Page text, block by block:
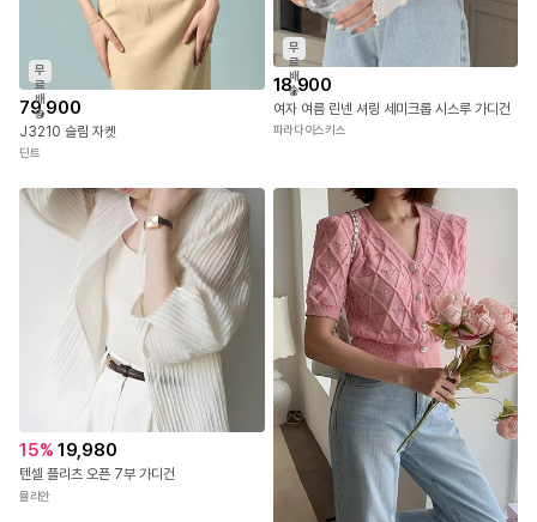
무
료
배
송
79,900
J3210 슬림 자켓
딘트
무
료
배
송
18,900
여자 여름 린넨 셔링 세미크롭 시스루 가디건
파라다이스키스
15% 19,980
텐셀 플리츠 오픈 7부 가디건
뮬리안